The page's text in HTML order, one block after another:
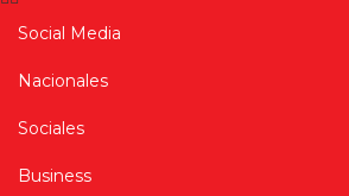
Social Media
Nacionales
Sociales
Business